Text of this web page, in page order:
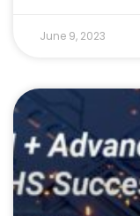
June 9, 2023